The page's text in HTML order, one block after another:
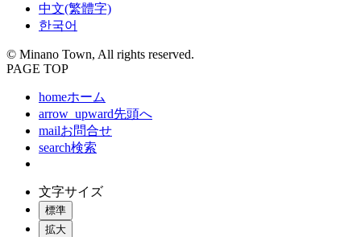
中文(繁體字)
한국어
© Minano Town, All rights reserved.
PAGE TOP
homeホーム
arrow_upward先頭へ
mailお問合せ
search検索
文字サイズ
標準
拡大